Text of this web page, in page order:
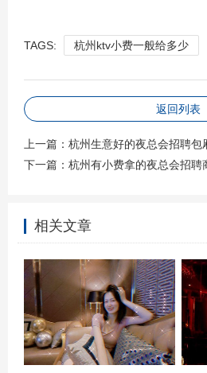
皇室派对已经不是第一次去了，
里。首先自助餐：餐品还是可以
是那个虾呀，有些欠缺，绵绵的
也不怎么行，其他菜品都还可以
里面的歌曲选择很多，音质也还
务还是不错的。自助餐选择的17
可以的，,杭州徐汇区徐家汇街道
TAGS: 杭州ktv小费一般给多少
返回列表
上一篇： 杭州生意好的夜总会招聘包厢
下一篇： 杭州有小费拿的夜总会招聘商
相关文章